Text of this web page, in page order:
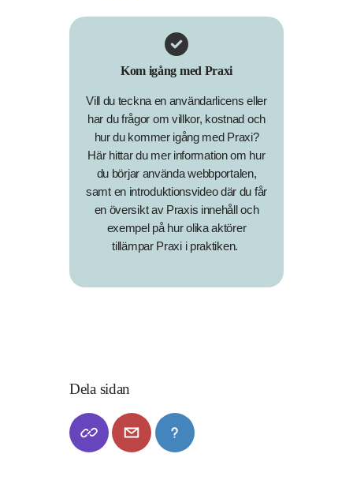
Kom igång med Praxi
Vill du teckna en användarlicens eller
har du frågor om villkor, kostnad och
hur du kommer igång med Praxi?
Här hittar du mer information om hur
du börjar använda webbportalen,
samt en introduktionsvideo där du får
en översikt av Praxis innehåll och
exempel på hur olika aktörer
tillämpar Praxi i praktiken.
Dela sidan